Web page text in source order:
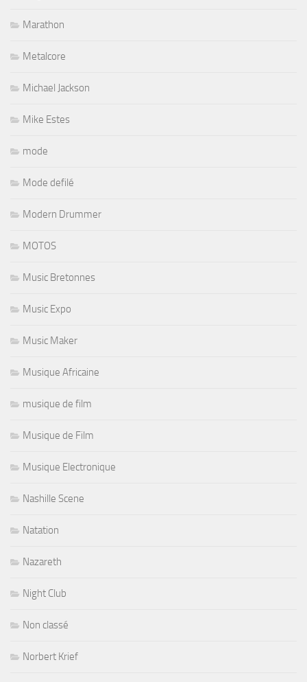
Marathon
Metalcore
Michael Jackson
Mike Estes
mode
Mode defilé
Modern Drummer
MOTOS
Music Bretonnes
Music Expo
Music Maker
Musique Africaine
musique de film
Musique de Film
Musique Electronique
Nashille Scene
Natation
Nazareth
Night Club
Non classé
Norbert Krief